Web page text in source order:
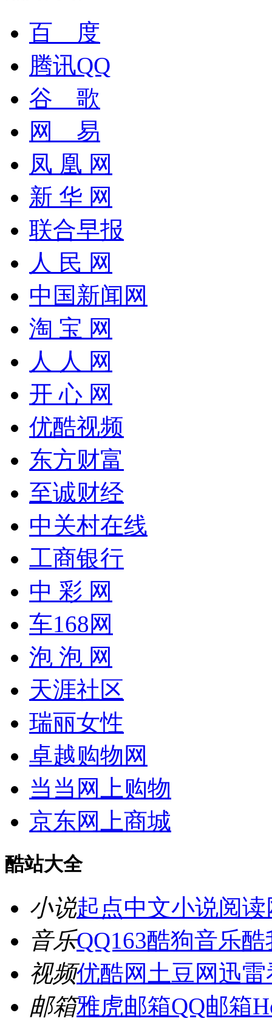
百 度
腾讯QQ
谷 歌
网 易
凤 凰 网
新 华 网
联合早报
人 民 网
中国新闻网
淘 宝 网
人 人 网
开 心 网
优酷视频
东方财富
至诚财经
中关村在线
工商银行
中 彩 网
车168网
泡 泡 网
天涯社区
瑞丽女性
卓越购物网
当当网上购物
京东网上商城
酷站大全
小说起点中文小说阅读
音乐QQ163酷狗音乐酷
视频优酷网 土豆网迅
邮箱雅虎邮箱QQ邮箱